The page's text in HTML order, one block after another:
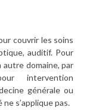
couvrir les soins
auditif. Pour
domaine, par
intervention
générale ou
s’applique pas.